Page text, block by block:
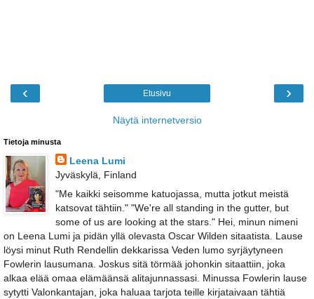
‹ ›
Etusivu
Näytä internetversio
Tietoja minusta
Leena Lumi
Jyväskylä, Finland
"Me kaikki seisomme katuojassa, mutta jotkut meistä
katsovat tähtiin." "We're all standing in the gutter, but
some of us are looking at the stars." Hei, minun nimeni
on Leena Lumi ja pidän yllä olevasta Oscar Wilden sitaatista. Lause
löysi minut Ruth Rendellin dekkarissa Veden lumo syrjäytyneen
Fowlerin lausumana. Joskus sitä törmää johonkin sitaattiin, joka
alkaa elää omaa elämäänsä alitajunnassasi. Minussa Fowlerin lause
sytytti Valonkantajan, joka haluaa tarjota teille kirjataivaan tähtiä